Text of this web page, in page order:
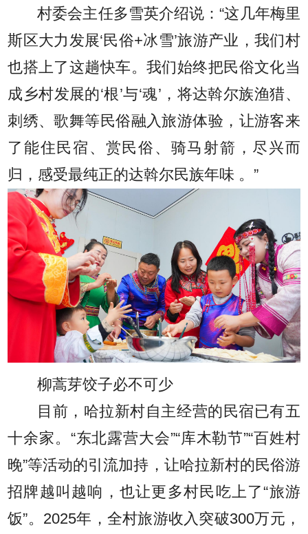
村委会主任多雪英介绍说：“这几年梅里
斯区大力发展‘民俗+冰雪’旅游产业，我们村
也搭上了这趟快车。我们始终把民俗文化当
成乡村发展的‘根’与‘魂’，将达斡尔族渔猎、
刺绣、歌舞等民俗融入旅游体验，让游客来
了能住民宿、赏民俗、骑马射箭，尽兴而
归，感受最纯正的达斡尔民族年味 。”
柳蒿芽饺子必不可少
目前，哈拉新村自主经营的民宿已有五
十余家。“东北露营大会”“库木勒节”“百姓村
晚”等活动的引流加持，让哈拉新村的民俗游
招牌越叫越响，也让更多村民吃上了“旅游
饭”。2025年，全村旅游收入突破300万元，